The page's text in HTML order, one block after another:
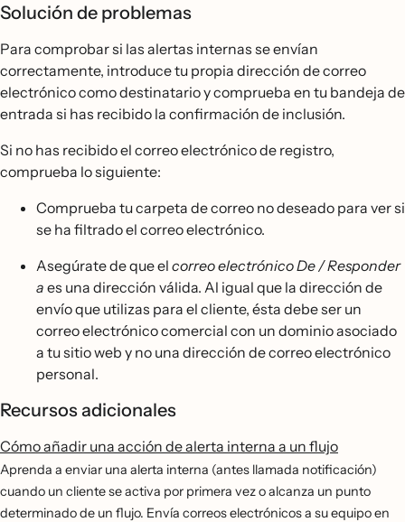
Solución de problemas
Para comprobar si las alertas internas se envían
correctamente, introduce tu propia dirección de correo
electrónico como destinatario y comprueba en tu bandeja de
entrada si has recibido la confirmación de inclusión.
Si no has recibido el correo electrónico de registro,
comprueba lo siguiente:
Comprueba tu carpeta de correo no deseado para ver si
se ha filtrado el correo electrónico.
Asegúrate de que el correo electrónico De / Responder
a es una dirección válida. Al igual que la dirección de
envío que utilizas para el cliente, ésta debe ser un
correo electrónico comercial con un dominio asociado
a tu sitio web y no una dirección de correo electrónico
personal.
Recursos adicionales
Cómo añadir una acción de alerta interna a un flujo
Aprenda a enviar una alerta interna (antes llamada notificación)
cuando un cliente se activa por primera vez o alcanza un punto
determinado de un flujo. Envía correos electrónicos a su equipo en